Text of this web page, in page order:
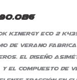
ECO 2
de verano
El diseño
el compuesto de